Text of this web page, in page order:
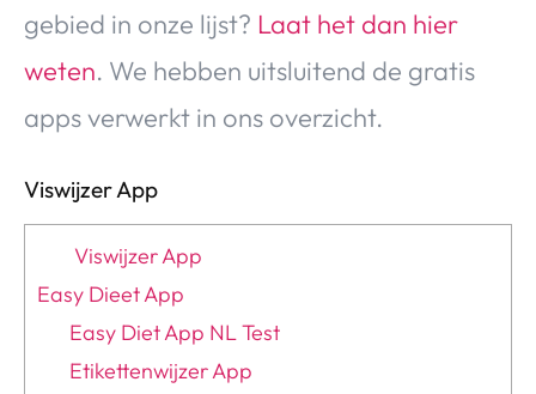
gebied in onze lijst? Laat het dan hier
weten. We hebben uitsluitend de gratis
apps verwerkt in ons overzicht.
Viswijzer App
Viswijzer App
Easy Dieet App
Easy Diet App NL Test
Etikettenwijzer App